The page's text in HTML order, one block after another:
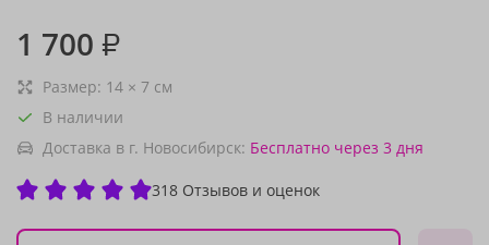
1 700 ₽
Размер: 14 × 7 см
В наличии
Доставка в г. Новосибирск: Бесплатно через 3 дня
318 Отзывов и оценок